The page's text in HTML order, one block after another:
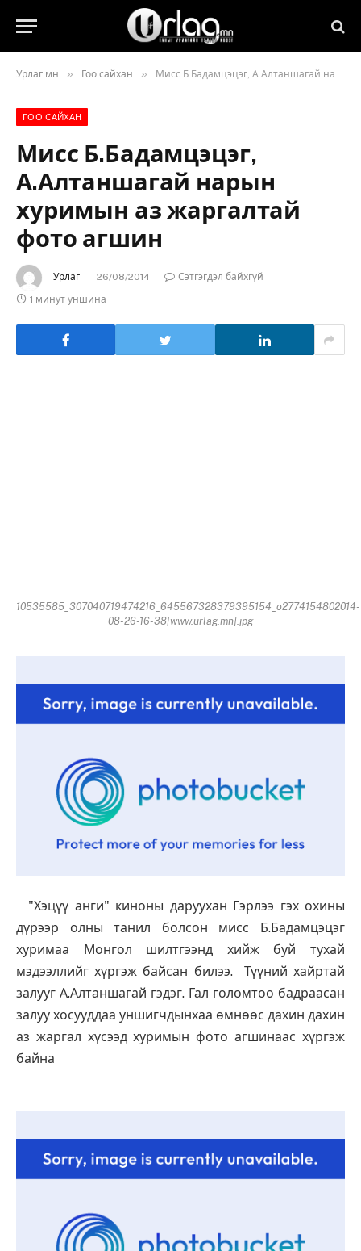
Урлаг.мн » Гоо сайхан » Мисс Б.Бадамцэцэг, А.Алтаншагай нарын хуримын аз жаргалтай фото агшин
ГОО САЙХАН
Мисс Б.Бадамцэцэг,
А.Алтаншагай нарын
хуримын аз жаргалтай
фото агшин
Урлаг 26/08/2014
Сэтгэгдэл байхгүй
1 минут уншина
10535585_307040719474216_645567328379395154_o2774154802014-
08-26-16-38[www.urlag.mn].jpg
"Хэцүү анги" киноны даруухан Гэрлээ гэх охины
дүрээр олны танил болсон мисс Б.Бадамцэцэг
хуримаа Монгол шилтгээнд хийж буй тухай
мэдээллийг хүргэж байсан билээ. Түүний хайртай
залууг А.Алтаншагай гэдэг. Гал голомтоо бадраасан
залуу хосууддаа уншигчдынхаа өмнөөс дахин дахин
аз жаргал хүсээд хуримын фото агшинаас хүргэж
байна